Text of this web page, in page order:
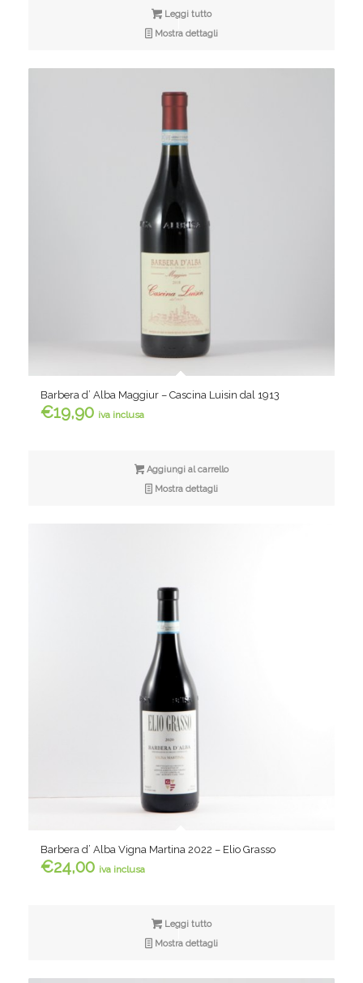
Leggi tutto
Mostra dettagli
Barbera d’ Alba Maggiur – Cascina Luisin dal 1913
€19,90 iva inclusa
Aggiungi al carrello
Mostra dettagli
Barbera d’ Alba Vigna Martina 2022 – Elio Grasso
€24,00 iva inclusa
Leggi tutto
Mostra dettagli